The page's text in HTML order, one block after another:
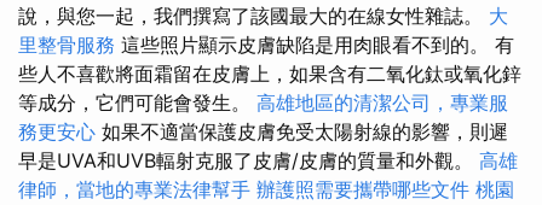
說，與您一起，我們撰寫了該國最大的在線女性雜誌。 大
里整骨服務 這些照片顯示皮膚缺陷是用肉眼看不到的。 有
些人不喜歡將面霜留在皮膚上，如果含有二氧化鈦或氧化鋅
等成分，它們可能會發生。 高雄地區的清潔公司，專業服
務更安心 如果不適當保護皮膚免受太陽射線的影響，則遲
早是UVA和UVB輻射克服了皮膚/皮膚的質量和外觀。 高雄
律師，當地的專業法律幫手 辦護照需要攜帶哪些文件 桃園